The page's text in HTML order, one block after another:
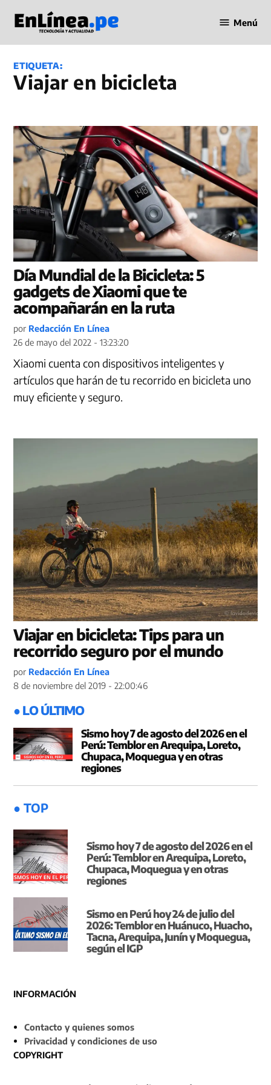
contenido
en Línea
Menú
ETIQUETA:
viajar en bicicleta
Día Mundial de la Bicicleta: 5
gadgets de Xiaomi que te
acompañarán en la ruta
por Redacción En Línea
26 de mayo del 2022 - 13:23:20
Xiaomi cuenta con dispositivos inteligentes y
artículos que harán de tu recorrido en bicicleta uno
muy eficiente y seguro.
Viajar en bicicleta: Tips para un
recorrido seguro por el mundo
por Redacción En Línea
8 de noviembre del 2019 - 22:00:46
● LO ÚLTIMO
Sismo hoy 7 de agosto del 2026 en el
Perú: Temblor en Arequipa, Loreto,
Chupaca, Moquegua y en otras
regiones
● TOP
Sismo hoy 7 de agosto del 2026 en el
Perú: Temblor en Arequipa, Loreto,
Chupaca, Moquegua y en otras
regiones
Sismo en Perú hoy 24 de julio del
2026: Temblor en Huánuco, Huacho,
Tacna, Arequipa, Junín y Moquegua,
según el IGP
INFORMACIÓN
Contacto y quienes somos
Privacidad y condiciones de uso
COPYRIGHT